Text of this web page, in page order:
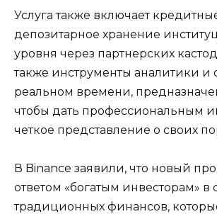
Услуга также включает
депозитарное хранение
уровня через партнерских
также инструменты аналитики и
реальном времени,
чтобы дать профессиональным
четкое представление о своих
В Binance заявили, что новый
ответом «богатым инвесторам» в
традиционных финансов,